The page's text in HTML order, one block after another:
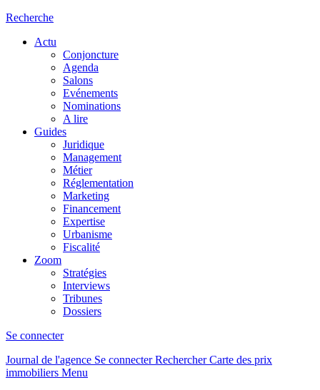
Recherche
Actu
Conjoncture
Agenda
Salons
Evénements
Nominations
A lire
Guides
Juridique
Management
Métier
Réglementation
Marketing
Financement
Expertise
Urbanisme
Fiscalité
Zoom
Stratégies
Interviews
Tribunes
Dossiers
Se connecter
Journal de l'agence Se connecterRechercher Carte des prix
immobiliers Menu